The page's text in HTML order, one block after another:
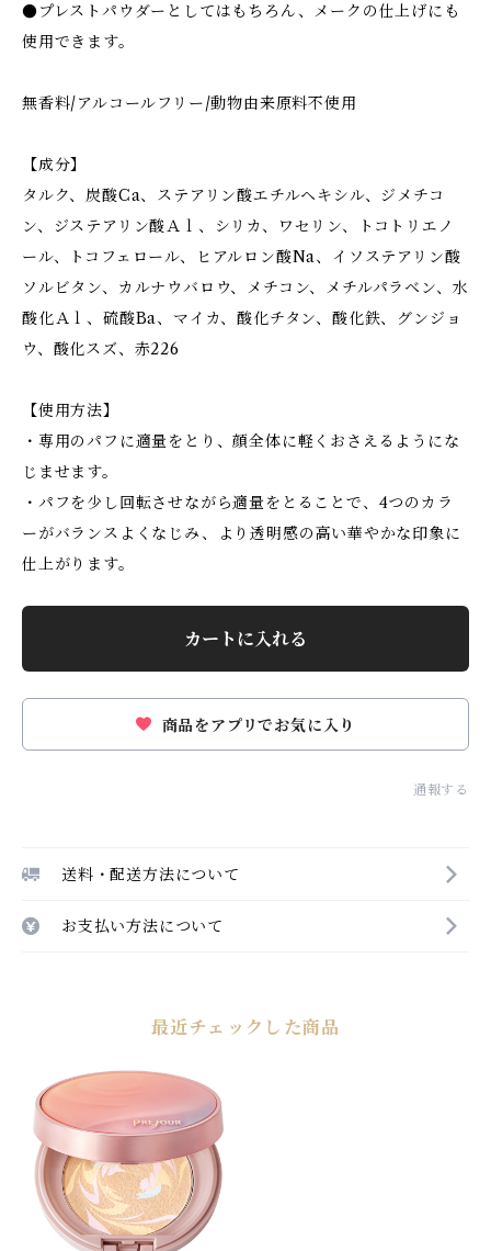
●プレストパウダーとしてはもちろん、メークの仕上げにも
使用できます。
無香料/アルコールフリー/動物由来原料不使用
【成分】
タルク、炭酸Ca、ステアリン酸エチルヘキシル、ジメチコ
ン、ジステアリン酸Ａｌ、シリカ、ワセリン、トコトリエノ
ール、トコフェロール、ヒアルロン酸Na、イソステアリン酸
ソルビタン、カルナウバロウ、メチコン、メチルパラベン、水
酸化Ａｌ、硫酸Ba、マイカ、酸化チタン、酸化鉄、グンジョ
ウ、酸化スズ、赤226
【使用方法】
・専用のパフに適量をとり、顔全体に軽くおさえるようにな
じませます。
・パフを少し回転させながら適量をとることで、4つのカラ
ーがバランスよくなじみ、より透明感の高い華やかな印象に
仕上がります。
カートに入れる
商品をアプリでお気に入り
通報する
送料・配送方法について
お支払い方法について
最近チェックした商品